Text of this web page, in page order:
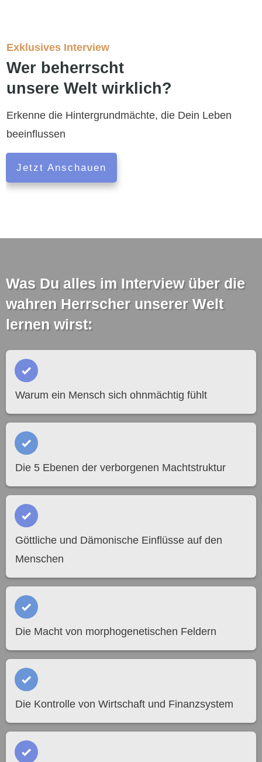
Exklusives Interview
Wer beherrscht
unsere Welt wirklich?
Erkenne die Hintergrundmächte, die Dein Leben
beeinflussen
Jetzt Anschauen
Was Du alles im Interview über die
wahren Herrscher unserer Welt
lernen wirst:
Warum ein Mensch sich ohnmächtig fühlt
Die 5 Ebenen der verborgenen Machtstruktur
Göttliche und Dämonische Einflüsse auf den
Menschen
Die Macht von morphogenetischen Feldern
Die Kontrolle von Wirtschaft und Finanzsystem